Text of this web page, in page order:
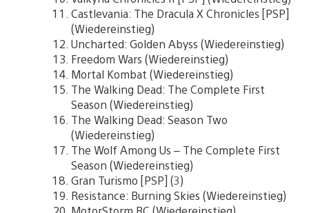
Castlevania: The Dracula X Chronicles [PSP]
(Wiedereinstieg)
Uncharted: Golden Abyss (Wiedereinstieg)
Freedom Wars (Wiedereinstieg)
Mortal Kombat (Wiedereinstieg)
The Walking Dead: The Complete First
Season (Wiedereinstieg)
The Walking Dead: Season Two
(Wiedereinstieg)
The Wolf Among Us – The Complete First
Season (Wiedereinstieg)
Gran Turismo [PSP] (3)
Resistance: Burning Skies (Wiedereinstieg)